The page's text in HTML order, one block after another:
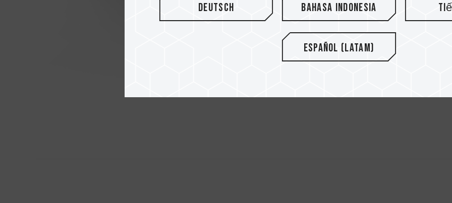
Deutsch Bahasa Indonesia
Español (Latam)